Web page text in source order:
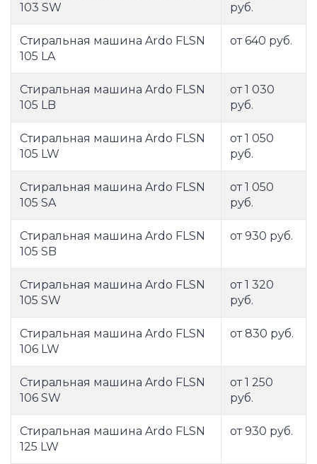
103 SW
руб.
Стиральная машина Ardo FLSN
105 LA
от 640 руб.
Стиральная машина Ardo FLSN
105 LB
от 1 030
руб.
Стиральная машина Ardo FLSN
105 LW
от 1 050
руб.
Стиральная машина Ardo FLSN
105 SA
от 1 050
руб.
Стиральная машина Ardo FLSN
105 SB
от 930 руб.
Стиральная машина Ardo FLSN
105 SW
от 1 320
руб.
Стиральная машина Ardo FLSN
106 LW
от 830 руб.
Стиральная машина Ardo FLSN
106 SW
от 1 250
руб.
Стиральная машина Ardo FLSN
125 LW
от 930 руб.